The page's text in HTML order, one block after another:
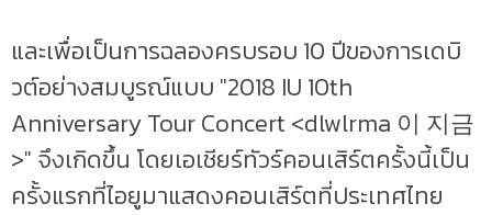
และเพื่อเป็นการฉลองครบรอบ 10 ปีของการเดบิ
วต์อย่างสมบูรณ์แบบ "2018 IU 10th
Anniversary Tour Concert <dlwlrma 이 지금
>" จึงเกิดขึ้น โดยเอเชียร์ทัวร์คอนเสิร์ตครั้งนี้เป็น
ครั้งแรกที่ไอยูมาแสดงคอนเสิร์ตที่ประเทศไทย